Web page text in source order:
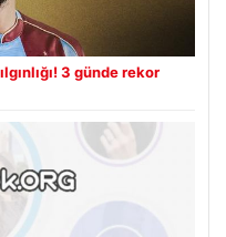
3 günde rekor